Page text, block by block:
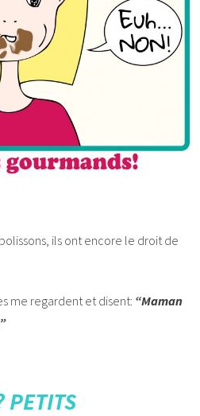
ils ont encore le droit de
me regardent et disent: “Maman
PETITS